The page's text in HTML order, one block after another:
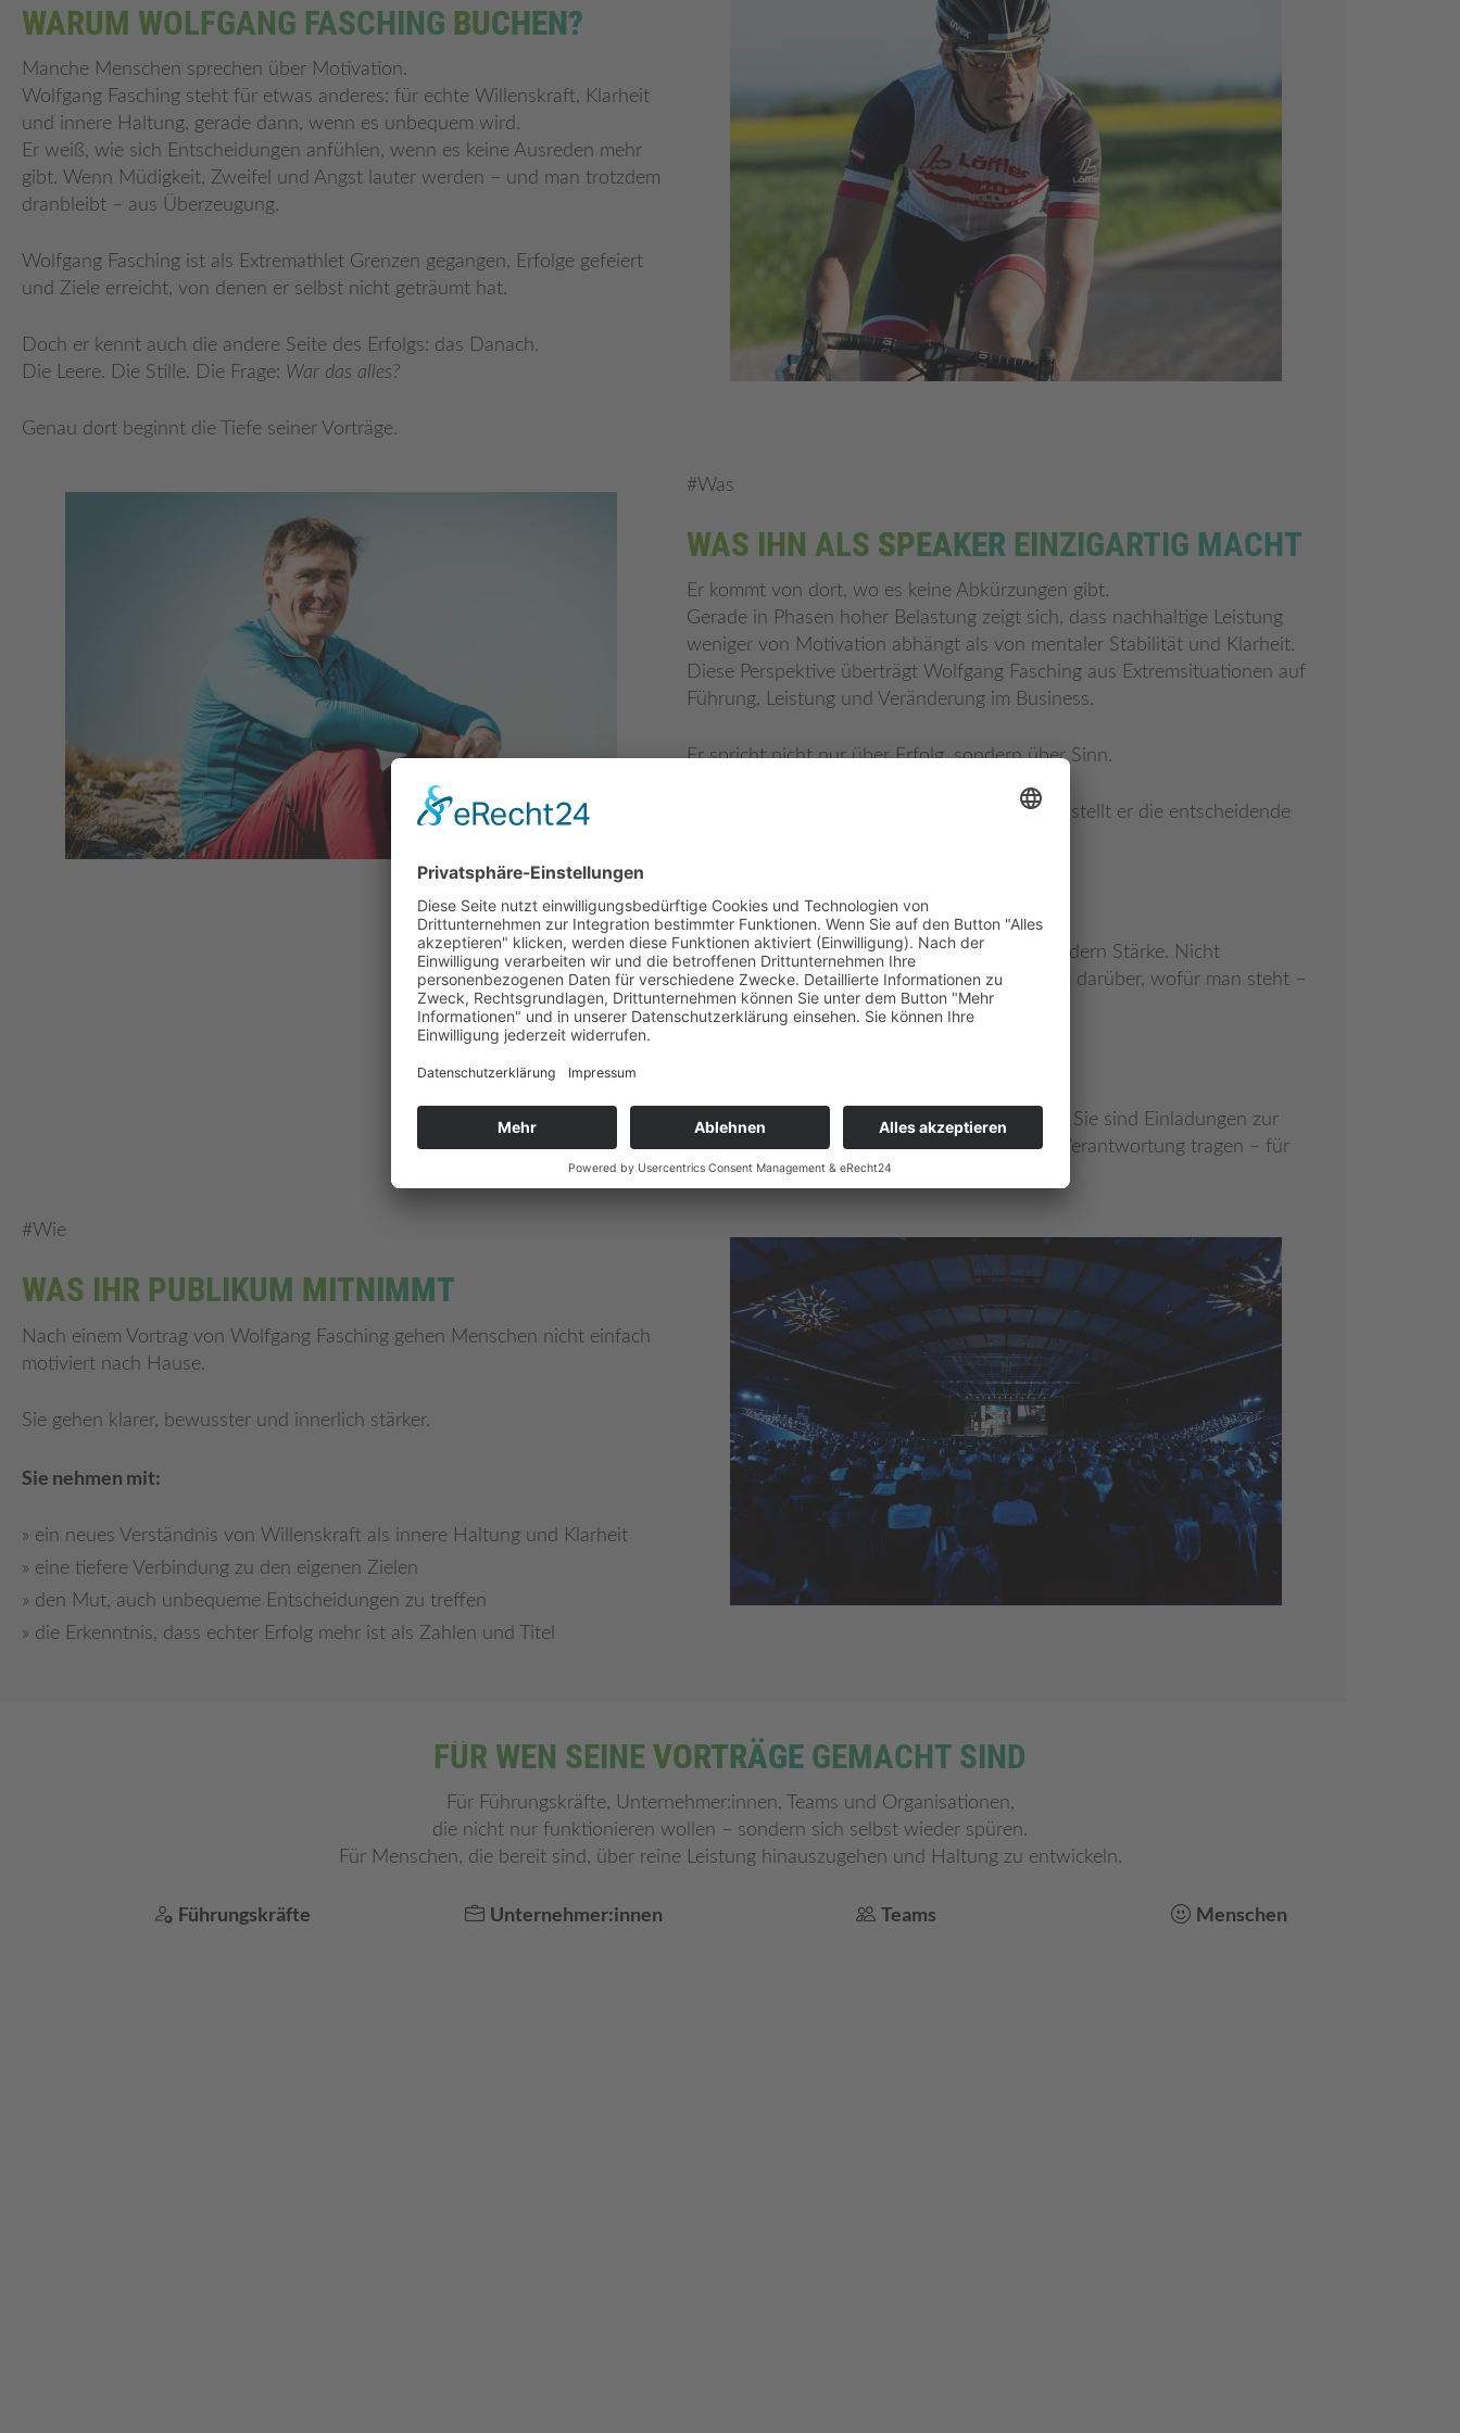
WARUM WOLFGANG FASCHING BUCHEN?
Manche Menschen sprechen über Motivation.
Wolfgang Fasching steht für etwas anderes: für echte Willenskraft, Klarheit
und innere Haltung, gerade dann, wenn es unbequem wird.
Er weiß, wie sich Entscheidungen anfühlen, wenn es keine Ausreden mehr
gibt. Wenn Müdigkeit, Zweifel und Angst lauter werden – und man trotzdem
dranbleibt – aus Überzeugung.
Wolfgang Fasching ist als Extremathlet Grenzen gegangen, Erfolge gefeiert
und Ziele erreicht, von denen er selbst nicht geträumt hat.
Doch er kennt auch die andere Seite des Erfolgs: das Danach.
Die Leere. Die Stille. Die Frage: War das alles?
Genau dort beginnt die Tiefe seiner Vorträge.
#Was
WAS IHN ALS SPEAKER EINZIGARTIG MACHT
Er kommt von dort, wo es keine Abkürzungen gibt.
Gerade in Phasen hoher Belastung zeigt sich, dass nachhaltige Leistung
weniger von Motivation abhängt als von mentaler Stabilität und Klarheit.
Diese Perspektive überträgt Wolfgang Fasching aus Extremsituationen auf
Führung, Leistung und Veränderung im Business.
Er spricht nicht nur über Erfolg, sondern über Sinn.
In einer Welt, die ständig nach mehr verlangt, stellt er die entscheidende
Er verbindet Leistung mit Menschlichkeit.
Willenskraft bedeutet für ihn nicht Härte, sondern Stärke. Nicht
Durchbeißen um jeden Preis, sondern Klarheit darüber, wofür man steht –
und wofür nicht.
Seine Keynotes sind keine Motivationsshows. Sie sind Einladungen zur
ehrlichen Selbstreflexion. Für Menschen, die Verantwortung tragen – für
Unternehmen, Teams und sich selbst.
#Wie
WAS IHR PUBLIKUM MITNIMMT
Nach einem Vortrag von Wolfgang Fasching gehen Menschen nicht einfach
motiviert nach Hause.
Sie gehen klarer, bewusster und innerlich stärker.
Sie nehmen mit:
ein neues Verständnis von Willenskraft als innere Haltung und Klarheit
eine tiefere Verbindung zu den eigenen Zielen
den Mut, auch unbequeme Entscheidungen zu treffen
die Erkenntnis, dass echter Erfolg mehr ist als Zahlen und Titel
FÜR WEN SEINE VORTRÄGE GEMACHT SIND
Für Führungskräfte, Unternehmer:innen, Teams und Organisationen,
die nicht nur funktionieren wollen – sondern sich selbst wieder spüren.
Für Menschen, die bereit sind, über reine Leistung hinauszugehen und Haltung zu entwickeln.
Führungskräfte Unternehmer:innen Teams Menschen